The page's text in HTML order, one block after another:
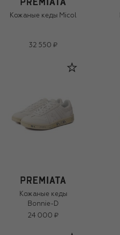
Кожаные кеды Micol
32 550 ₽
Кожаные кеды
Bonnie-D
24 000 ₽